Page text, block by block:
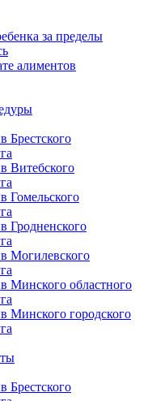
за пределы
алиментов
Брестского
Витебского
Гомельского
Гродненского
Могилевского
Минского областного
Минского городского
Брестского